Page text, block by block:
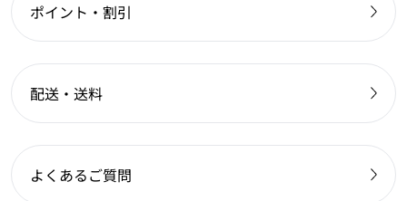
ポイント・割引
配送・送料
よくあるご質問